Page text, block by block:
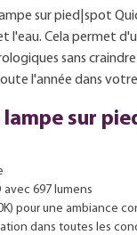
sur pied|spot
l'eau. Cela permet
sans
l'année dans
sur
avec 697 lumens
pour une ambiance
dans toutes les